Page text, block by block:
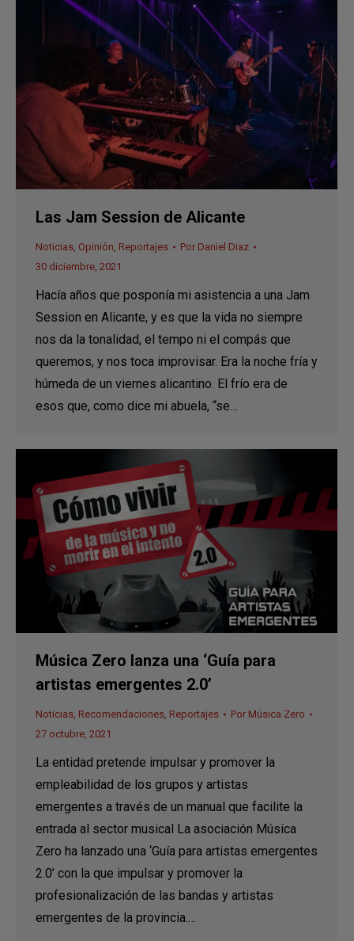
Las Jam Session de Alicante
Noticias, Opinión, Reportajes Por Daniel Diaz
30 diciembre, 2021
Hacía años que posponía mi asistencia a una Jam
Session en Alicante, y es que la vida no siempre
nos da la tonalidad, el tempo ni el compás que
queremos, y nos toca improvisar. Era la noche fría y
húmeda de un viernes alicantino. El frío era de
esos que, como dice mi abuela, “se…
Música Zero lanza una ‘Guía para
artistas emergentes 2.0’
Noticias, Recomendaciones, Reportajes Por Música Zero
27 octubre, 2021
La entidad pretende impulsar y promover la
empleabilidad de los grupos y artistas
emergentes a través de un manual que facilite la
entrada al sector musical La asociación Música
Zero ha lanzado una ‘Guía para artistas emergentes
2.0’ con la que impulsar y promover la
profesionalización de las bandas y artistas
emergentes de la provincia.…